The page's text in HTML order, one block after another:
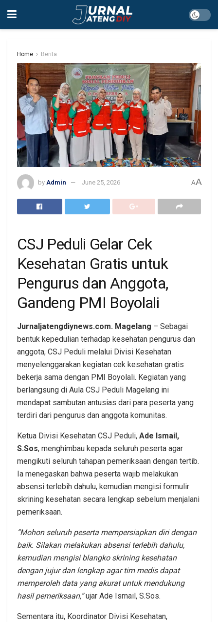
Home Berita
by Admin June 25, 2026 AA
CSJ Peduli Gelar Cek
Kesehatan Gratis untuk
Pengurus dan Anggota,
Gandeng PMI Boyolali
Jurnaljatengdiynews.com. Magelang – Sebagai
bentuk kepedulian terhadap kesehatan pengurus dan
anggota, CSJ Peduli melalui Divisi Kesehatan
menyelenggarakan kegiatan cek kesehatan gratis
bekerja sama dengan PMI Boyolali. Kegiatan yang
berlangsung di Aula CSJ Peduli Magelang ini
mendapat sambutan antusias dari para peserta yang
terdiri dari pengurus dan anggota komunitas.
Ketua Divisi Kesehatan CSJ Peduli, Ade Ismail,
S.Sos, menghimbau kepada seluruh peserta agar
mengikuti seluruh tahapan pemeriksaan dengan tertib.
Ia menegaskan bahwa peserta wajib melakukan
absensi terlebih dahulu, kemudian mengisi formulir
skrining kesehatan secara lengkap sebelum menjalani
pemeriksaan.
“Mohon seluruh peserta mempersiapkan diri dengan
baik. Silakan melakukan absensi terlebih dahulu,
kemudian mengisi blangko skrining kesehatan
dengan jujur dan lengkap agar tim medis dapat
memperoleh data yang akurat untuk mendukung
hasil pemeriksaan,”ujar Ade Ismail, S.Sos.
Sementara itu, Koordinator Divisi Kesehatan,